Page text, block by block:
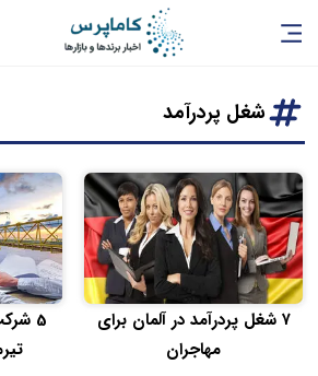
شغل پردرآمد
۷ شغل پردرآمد در آلمان برای
مهاجران
5